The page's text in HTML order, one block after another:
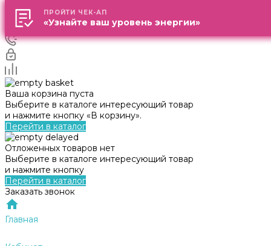
Ваша корзина пуста
Выберите в каталоге интересующий товар
и нажмите кнопку «В корзину».
Перейти в каталог
Отложенных товаров нет
Выберите в каталоге интересующий товар
и нажмите кнопку
Перейти в каталог
Заказать звонок
Главная
ПРОЙТИ ЧЕК-АП
«Узнайте ваш уровень энергии»
ПРОЙТИ ЧЕК-АП
«Узнайте ваш уровень энергии»